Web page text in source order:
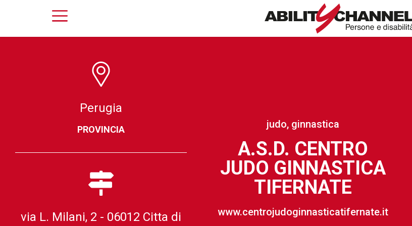
Perugia
PROVINCIA
via L. Milani, 2 - 06012 Citta di
judo, ginnastica
A.S.D. CENTRO
JUDO GINNASTICA
TIFERNATE
www.centrojudoginnasticatifernate.it